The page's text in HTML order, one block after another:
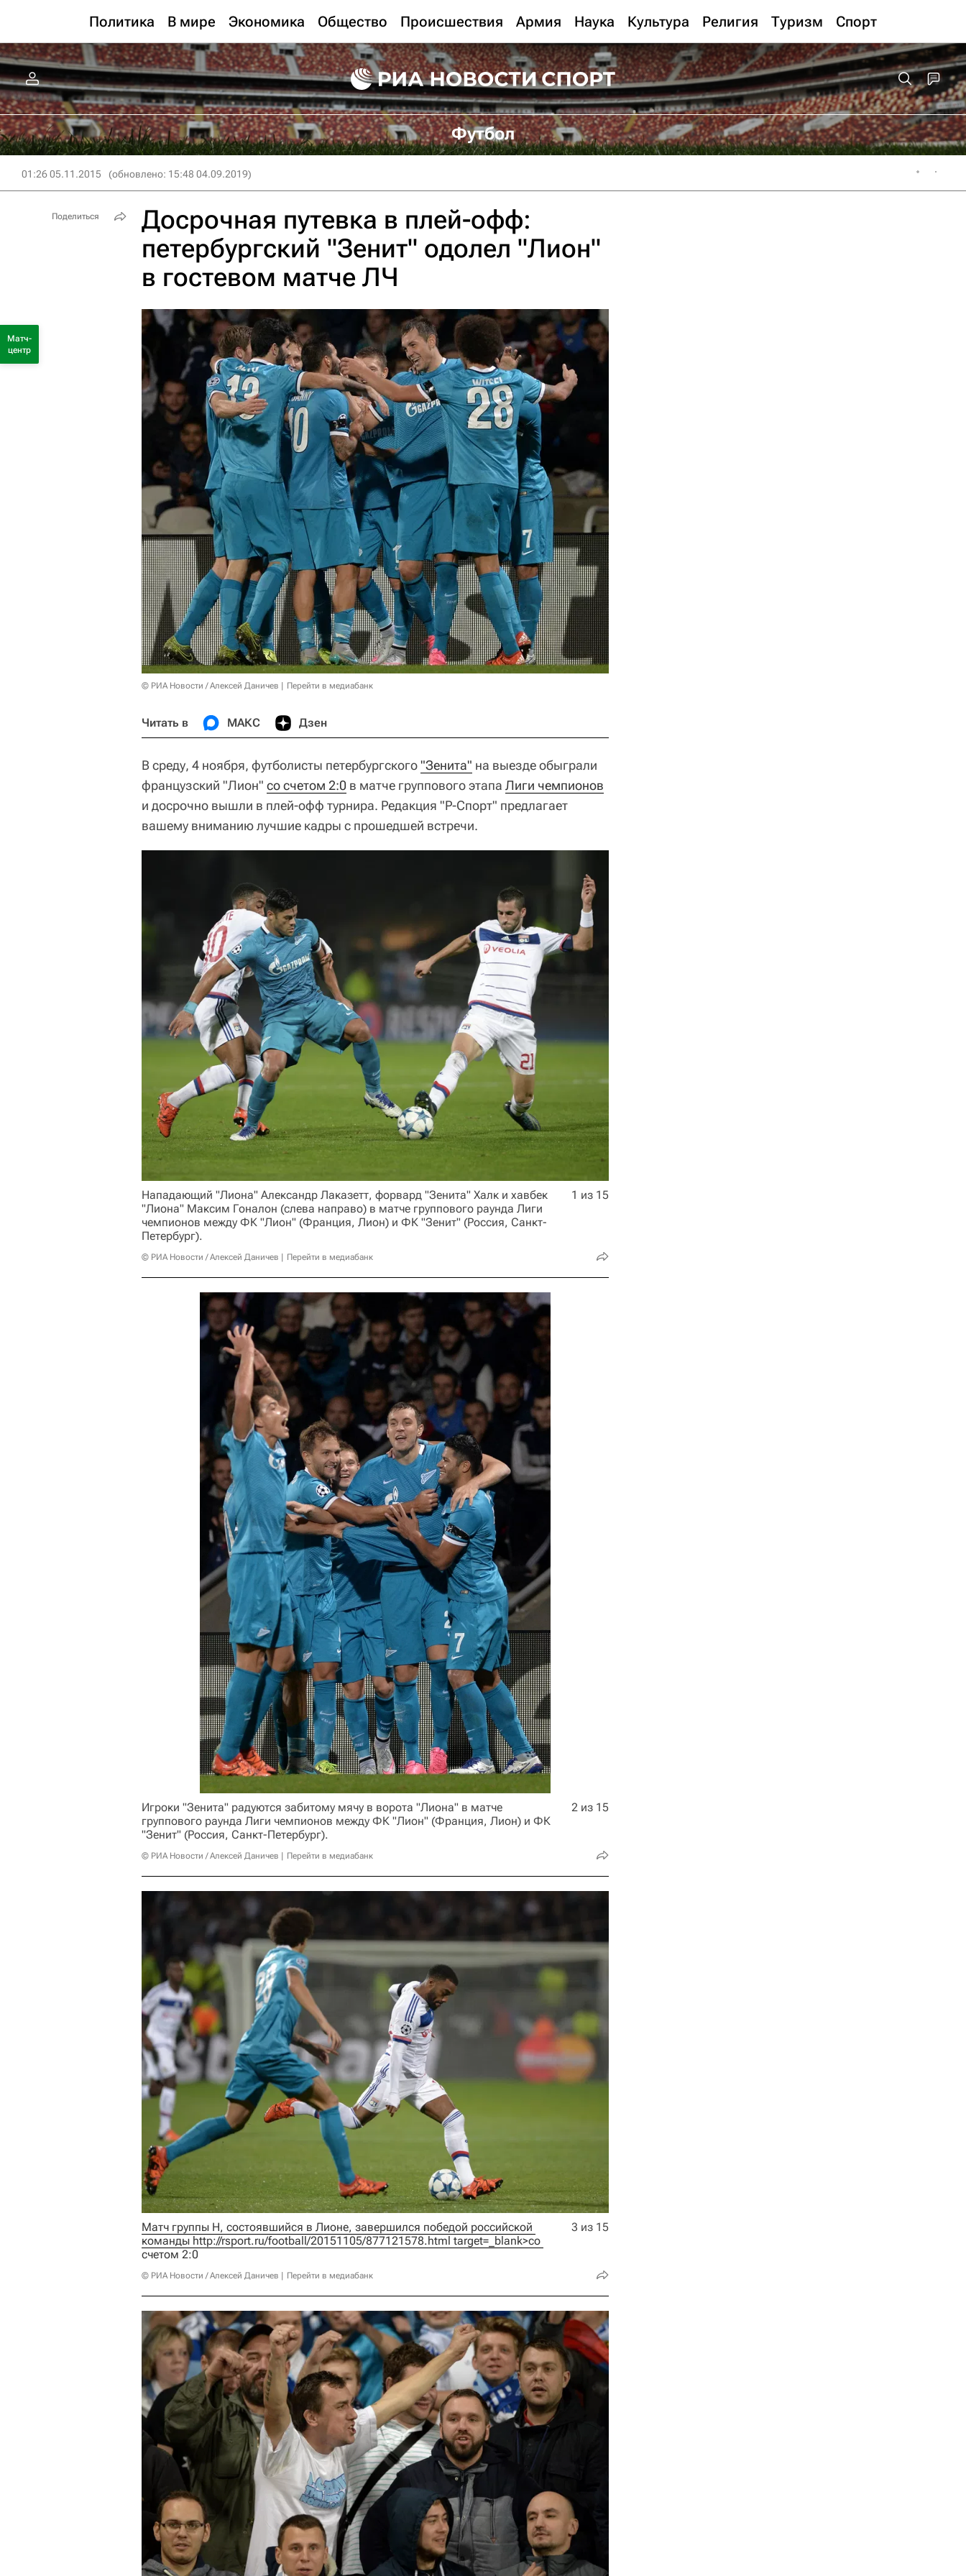
Политика В мире Экономика Общество Происшествия Армия Наука Культура Религия Туризм Спорт
Футбол
01:26 05.11.2015 (обновлено: 15:48 04.09.2019)
Досрочная путевка в плей-офф:
петербургский "Зенит" одолел "Лион"
в гостевом матче ЛЧ
© РИА Новости / Алексей Даничев Перейти в медиабанк
Читать в МАКС Дзен
В среду, 4 ноября, футболисты петербургского"Зенита" на выезде обыграли
французский "Лион" со счетом 2:0 в матче группового этапа Лиги чемпионов
и досрочно вышли в плей-офф турнира. Редакция "Р-Спорт" предлагает
вашему вниманию лучшие кадры с прошедшей встречи.
Нападающий "Лиона" Александр Лаказетт, форвард "Зенита" Халк и хавбек
"Лиона" Максим Гоналон (слева направо) в матче группового раунда Лиги
чемпионов между ФК "Лион" (Франция, Лион) и ФК "Зенит" (Россия, Санкт-
Петербург).
© РИА Новости / Алексей Даничев Перейти в медиабанк
1 из 15
Игроки "Зенита" радуются забитому мячу в ворота "Лиона" в матче
группового раунда Лиги чемпионов между ФК "Лион" (Франция, Лион) и ФК
"Зенит" (Россия, Санкт-Петербург).
© РИА Новости / Алексей Даничев Перейти в медиабанк
2 из 15
Матч группы Н, состоявшийся в Лионе, завершился победой российской
команды http://rsport.ru/football/20151105/877121578.html target=_blank>со
счетом 2:0
© РИА Новости / Алексей Даничев Перейти в медиабанк
3 из 15
Поделиться
Матч-
центр